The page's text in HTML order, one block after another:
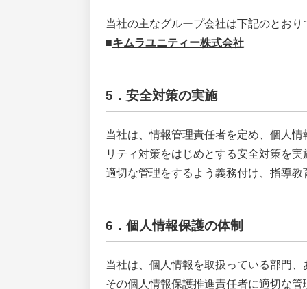
当社の主なグループ会社は下記のとおり
■キムラユニティー株式会社
5．安全対策の実施
当社は、情報管理責任者を定め、個人
リティ対策をはじめとする安全対策を
適切な管理をするよう義務付け、指導教
6．個人情報保護の体制
当社は、個人情報を取扱っている部門
その個人情報保護推進責任者に適切な